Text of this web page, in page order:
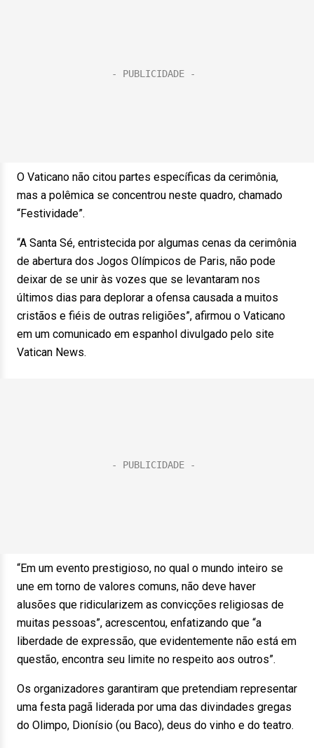
O Vaticano não citou partes específicas da cerimônia,
mas a polêmica se concentrou neste quadro, chamado
“Festividade”.
“A Santa Sé, entristecida por algumas cenas da cerimônia
de abertura dos Jogos Olímpicos de Paris, não pode
deixar de se unir às vozes que se levantaram nos
últimos dias para deplorar a ofensa causada a muitos
cristãos e fiéis de outras religiões”, afirmou o Vaticano
em um comunicado em espanhol divulgado pelo site
Vatican News.
“Em um evento prestigioso, no qual o mundo inteiro se
une em torno de valores comuns, não deve haver
alusões que ridicularizem as convicções religiosas de
muitas pessoas”, acrescentou, enfatizando que “a
liberdade de expressão, que evidentemente não está em
questão, encontra seu limite no respeito aos outros”.
Os organizadores garantiram que pretendiam representar
uma festa pagã liderada por uma das divindades gregas
do Olimpo, Dionísio (ou Baco), deus do vinho e do teatro.